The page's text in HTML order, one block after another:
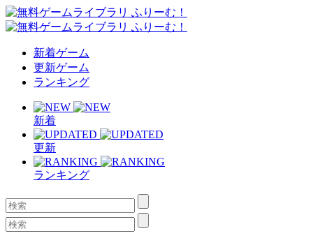
新着ゲーム
更新ゲーム
ランキング
新着
更新
ランキング